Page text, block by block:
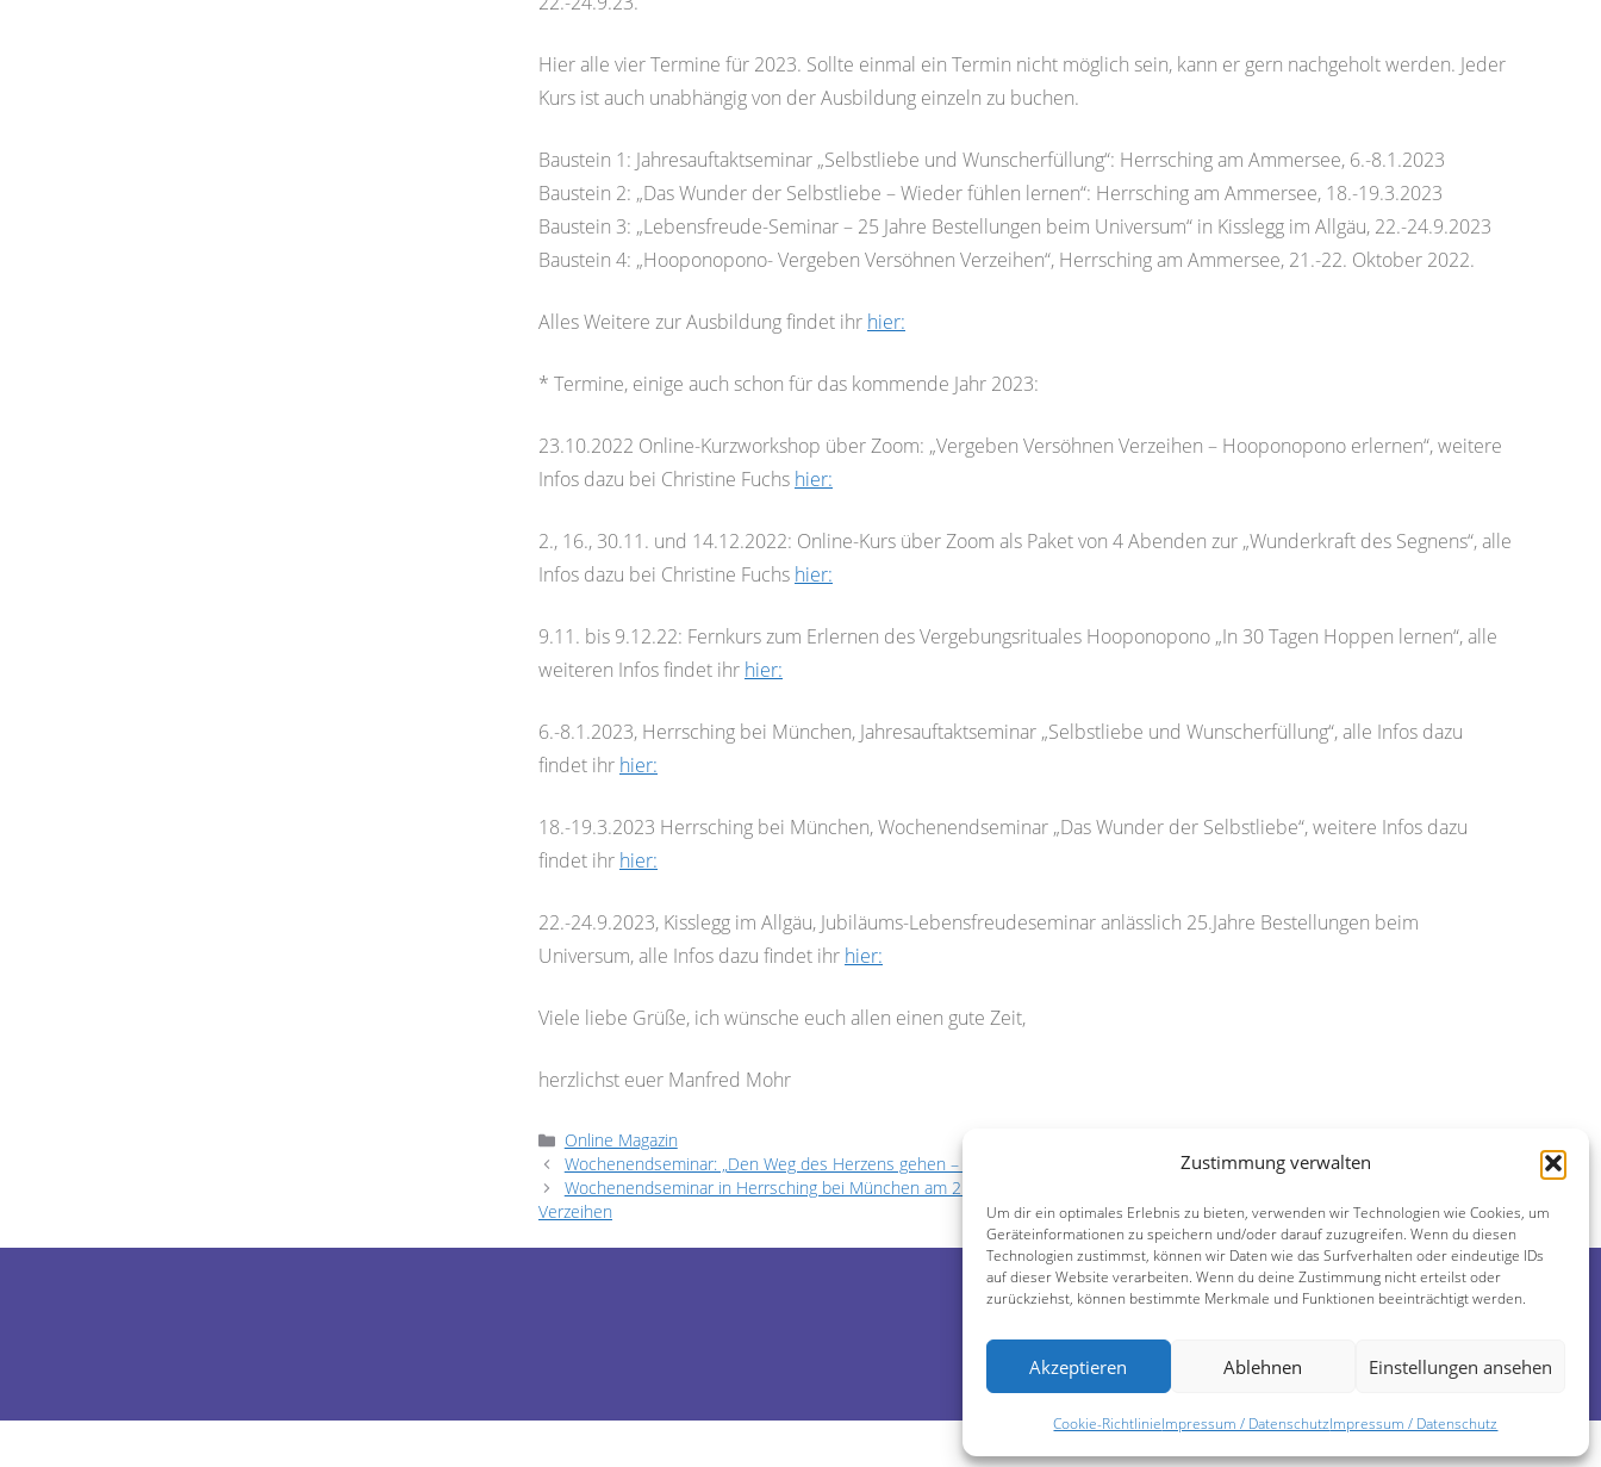
Zustimmung verwalten
Um dir ein optimales Erlebnis zu bieten, verwenden wir Technologien wie Cookies, um
Geräteinformationen zu speichern und/oder darauf zuzugreifen. Wenn du diesen
Technologien zustimmst, können wir Daten wie das Surfverhalten oder eindeutige IDs
auf dieser Website verarbeiten. Wenn du deine Zustimmung nicht erteilst oder
zurückziehst, können bestimmte Merkmale und Funktionen beeinträchtigt werden.
Akzeptieren Ablehnen Einstellungen ansehen
Cookie-RichtlinieImpressum / DatenschutzImpressum / Datenschutz
Hier alle vier Termine für 2023. Sollte einmal ein Termin nicht möglich sein, kann er gern nachgeholt werden. Jeder
Kurs ist auch unabhängig von der Ausbildung einzeln zu buchen.
Baustein 1: Jahresauftaktseminar „Selbstliebe und Wunscherfüllung“: Herrsching am Ammersee, 6.-8.1.2023
Baustein 2: „Das Wunder der Selbstliebe – Wieder fühlen lernen“: Herrsching am Ammersee, 18.-19.3.2023
Baustein 3: „Lebensfreude-Seminar – 25 Jahre Bestellungen beim Universum“ in Kisslegg im Allgäu, 22.-24.9.2023
Baustein 4: „Hooponopono- Vergeben Versöhnen Verzeihen“, Herrsching am Ammersee, 21.-22. Oktober 2022.
Alles Weitere zur Ausbildung findet ihr hier:
* Termine, einige auch schon für das kommende Jahr 2023:
23.10.2022 Online-Kurzworkshop über Zoom: „Vergeben Versöhnen Verzeihen – Hooponopono erlernen“, weitere
Infos dazu bei Christine Fuchs hier:
2., 16., 30.11. und 14.12.2022: Online-Kurs über Zoom als Paket von 4 Abenden zur „Wunderkraft des Segnens“, alle
Infos dazu bei Christine Fuchs hier:
9.11. bis 9.12.22: Fernkurs zum Erlernen des Vergebungsrituales Hooponopono „In 30 Tagen Hoppen lernen“, alle
weiteren Infos findet ihr hier:
6.-8.1.2023, Herrsching bei München, Jahresauftaktseminar „Selbstliebe und Wunscherfüllung“, alle Infos dazu
findet ihr hier:
18.-19.3.2023 Herrsching bei München, Wochenendseminar „Das Wunder der Selbstliebe“, weitere Infos dazu
findet ihr hier:
22.-24.9.2023, Kisslegg im Allgäu, Jubiläums-Lebensfreudeseminar anlässlich 25.Jahre Bestellungen beim
Universum, alle Infos dazu findet ihr hier:
Viele liebe Grüße, ich wünsche euch allen einen gute Zeit,
herzlichst euer Manfred Mohr
Kategorien
Online Magazin
Wochenendseminar: „Den Weg des Herzens gehen – die 7 Grundprinzipien der Liebe“ am 6.-7. Mai 2023 in Krefeld
Wochenendseminar in Herrsching bei München am 21-22.10.23: Das hawaiianische Hooponopono – Vergeben Versöhnen
Verzeihen
Kontakt
Impressum / Datenschutz
Cookie-Richtlinie (EU)